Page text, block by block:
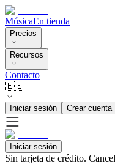
MúsicaEn tienda
Precios
Recursos
Contacto
🇪🇸
Iniciar sesión Crear cuenta
Iniciar sesión
Sin tarjeta de crédito.